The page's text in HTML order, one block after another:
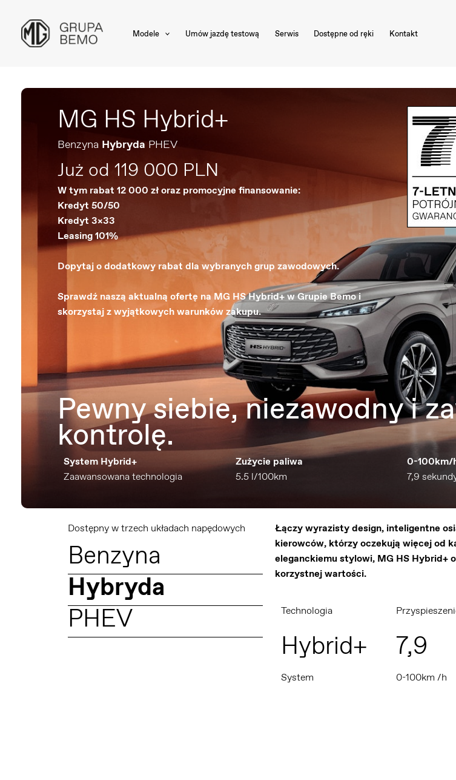
content
Modele Umów jazdę testową Serwis Dostępne od ręki Kontakt
MG HS Hybrid+
Benzyna HybrydaPHEV
Już od 119 000 PLN
W tym rabat 12 000 zł oraz promocyjne finansowanie:
Kredyt 50/50
Kredyt 3×33
Leasing 101%
Dopytaj o dodatkowy rabat dla wybranych grup zawodowych.
Sprawdź naszą aktualną ofertę na MG HS Hybrid+ w Grupie Bemo i
skorzystaj z wyjątkowych warunków zakupu.
Pewny siebie, niezawodny i
kontrolę.
System Hybrid+
Zaawansowana technologia
Zużycie paliwa
5.5 l/100km
0-100km/
7,9
Dostępny w trzech układach napędowych
Benzyna
Hybryda
PHEV
Łączy wyrazisty design, inteligentne
kierowców, którzy oczekują więcej od
eleganckiemu stylowi, MG HS Hybrid+
korzystnej wartości.
Technologia
Hybrid+
System
7,9
0-100km /h